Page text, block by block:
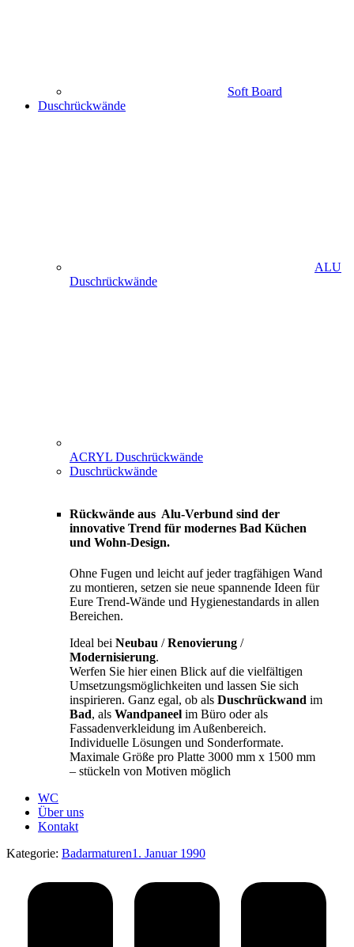
Soft Board
Duschrückwände
ALU
Duschrückwände
ACRYL Duschrückwände
Duschrückwände
Rückwände aus Alu-Verbund sind der
innovative Trend für modernes Bad Küchen
und Wohn-Design.
Ohne Fugen und leicht auf jeder tragfähigen Wand
zu montieren, setzen sie neue spannende Ideen für
Eure Trend-Wände und Hygienestandards in allen
Bereichen.
Ideal bei Neubau /Renovierung /
Modernisierung.
Werfen Sie hier einen Blick auf die vielfältigen
Umsetzungsmöglichkeiten und lassen Sie sich
inspirieren. Ganz egal, ob als Duschrückwand im
Bad, als Wandpaneel im Büro oder als
Fassadenverkleidung im Außenbereich.
Individuelle Lösungen und Sonderformate.
Maximale Größe pro Platte 3000 mm x 1500 mm
– stückeln von Motiven möglich
WC
Über uns
Kontakt
Kategorie: Badarmaturen1. Januar 1990
Navigation